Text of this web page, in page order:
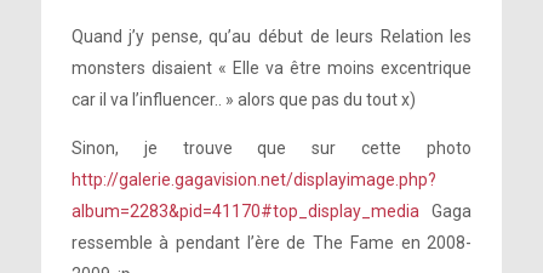
Quand j’y pense, qu’au début de leurs Relation les
monsters disaient « Elle va être moins excentrique
car il va l’influencer.. » alors que pas du tout x)
Sinon, je trouve que sur cette photo
http://galerie.gagavision.net/displayimage.php?
album=2283&pid=41170#top_display_media Gaga
ressemble à pendant l’ère de The Fame en 2008-